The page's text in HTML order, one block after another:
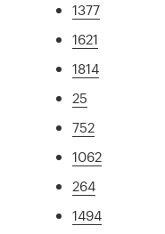
1377
1621
1814
25
752
1062
264
1494